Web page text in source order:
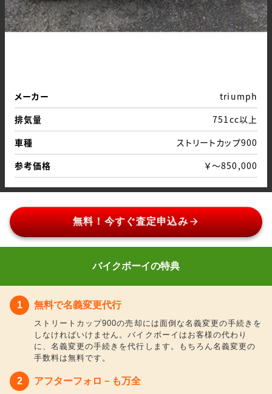
メーカー
triumph
排気量
751cc以上
車種
ストリートカップ900
参考価格
￥～850,000
無料！今すぐ査定申込みarrow_forward
バイクボーイの特典
無料で名義変更代行
ストリートカップ900の売却には面倒な名義変更の手続きを
しなければいけません。バイクボーイはお客様の代わり
に、名義変更の手続きを代行します。もちろん名義変更の
手数料は無料です。
アフターフォロ－も万全